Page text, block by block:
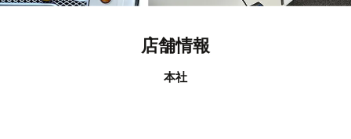
店舗情報
本社